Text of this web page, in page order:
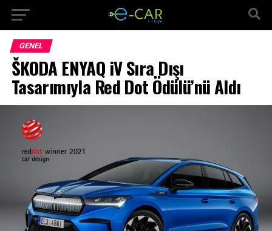
GENEL
ŠKODA ENYAQ iV Sıra Dışı
Tasarımıyla Red Dot Ödülü’nü Aldı